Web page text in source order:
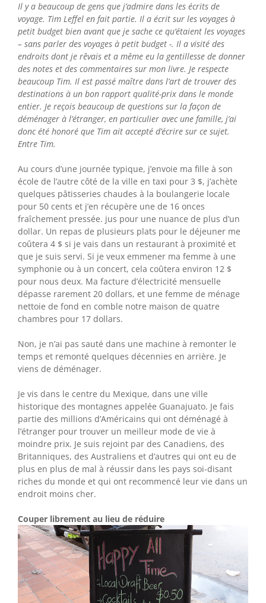
Il y a beaucoup de gens que j’admire dans les écrits de
voyage. Tim Leffel en fait partie. Il a écrit sur les voyages à
petit budget bien avant que je sache ce qu’étaient les voyages
– sans parler des voyages à petit budget -. Il a visité des
endroits dont je rêvais et a même eu la gentillesse de donner
des notes et des commentaires sur mon livre. Je respecte
beaucoup Tim. Il est passé maître dans l’art de trouver des
destinations à un bon rapport qualité-prix dans le monde
entier. Je reçois beaucoup de questions sur la façon de
déménager à l’étranger, en particulier avec une famille, j’ai
donc été honoré que Tim ait accepté d’écrire sur ce sujet.
Entre Tim.
Au cours d’une journée typique, j’envoie ma fille à son
école de l’autre côté de la ville en taxi pour 3 $, j’achète
quelques pâtisseries chaudes à la boulangerie locale
pour 50 cents et j’en récupère une de 16 onces
fraîchement pressée. jus pour une nuance de plus d’un
dollar. Un repas de plusieurs plats pour le déjeuner me
coûtera 4 $ si je vais dans un restaurant à proximité et
que je suis servi. Si je veux emmener ma femme à une
symphonie ou à un concert, cela coûtera environ 12 $
pour nous deux. Ma facture d’électricité mensuelle
dépasse rarement 20 dollars, et une femme de ménage
nettoie de fond en comble notre maison de quatre
chambres pour 17 dollars.
Non, je n’ai pas sauté dans une machine à remonter le
temps et remonté quelques décennies en arrière. Je
viens de déménager.
Je vis dans le centre du Mexique, dans une ville
historique des montagnes appelée Guanajuato. Je fais
partie des millions d’Américains qui ont déménagé à
l’étranger pour trouver un meilleur mode de vie à
moindre prix. Je suis rejoint par des Canadiens, des
Britanniques, des Australiens et d’autres qui ont eu de
plus en plus de mal à réussir dans les pays soi-disant
riches du monde et qui ont recommencé leur vie dans un
endroit moins cher.
Couper librement au lieu de réduire